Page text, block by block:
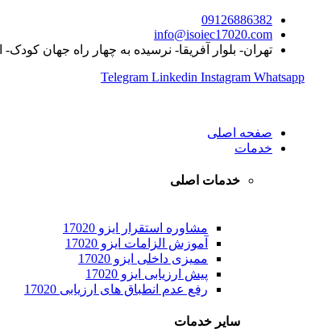
09126886382
info@isoiec17020.com
تهران- بلوار آفریقا- نرسیده به چهار راه جهان کودک-
Telegram Linkedin Instagram Whatsapp
صفحه اصلی
خدمات
خدمات اصلی
مشاوره استقرار ایزو 17020
آموزش الزامات ایزو 17020
ممیزی داخلی ایزو 17020
پیش ارزیابی ایزو 17020
رفع عدم انطباق های ارزیابی 17020
سایر خدمات